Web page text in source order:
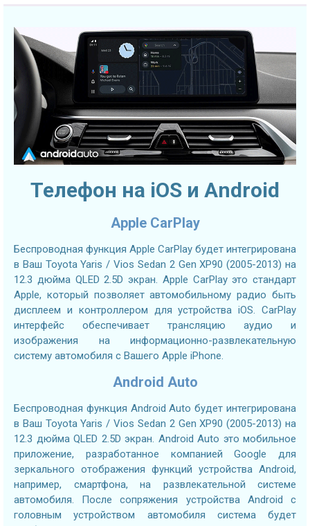
Телефон на iOS и Android
Apple CarPlay
Беспроводная функция Apple CarPlay будет интегрирована
в Ваш Toyota Yaris / Vios Sedan 2 Gen XP90 (2005-2013) на
12.3 дюйма QLED 2.5D экран. Apple CarPlay это стандарт
Apple, который позволяет автомобильному радио быть
дисплеем и контроллером для устройства iOS. CarPlay
интерфейс обеспечивает трансляцию аудио и
изображения на информационно-развлекательную
систему автомобиля с Вашего Apple iPhone.
Android Auto
Беспроводная функция Android Auto будет интегрирована
в Ваш Toyota Yaris / Vios Sedan 2 Gen XP90 (2005-2013) на
12.3 дюйма QLED 2.5D экран. Android Auto это мобильное
приложение, разработанное компанией Google для
зеркального отображения функций устройства Android,
например, смартфона, на развлекательной системе
автомобиля. После сопряжения устройства Android с
головным устройством автомобиля система будет